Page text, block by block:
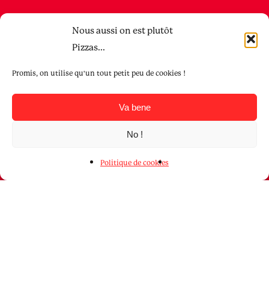
Nous aussi on est plutôt
Pizzas...
Promis, on utilise qu'un tout petit peu de cookies !
Va bene
No !
Politique de cookies
Gina, Lannion
2 Place du général Leclerc
LUNDI – DIMANCHE
12H00 – 14H00
Basilico, Perros